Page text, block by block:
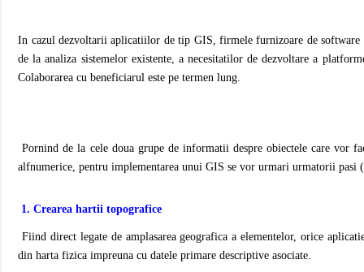
In cazul dezvoltarii aplicatiilor de tip GIS, firmele furnizoare de
de la analiza sistemelor existente, a necesitatilor de dezvoltare a
Colaborarea cu beneficiarul este pe termen lung.
Pornind de la cele doua grupe de informatii despre obiectele care vor
alfnumerice, pentru implementarea unui GIS se vor urmari urmatorii
1. Crearea hartii topografice
Fiind direct legate de amplasarea geografica a elementelor, orice
din harta fizica impreuna cu datele primare descriptive asociate.